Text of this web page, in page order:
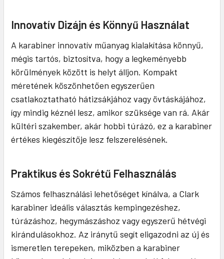
Innovatív Dizájn és Könnyű Használat
A karabiner innovatív műanyag kialakítása könnyű,
mégis tartós, biztosítva, hogy a legkeményebb
körülmények között is helyt álljon. Kompakt
méretének köszönhetően egyszerűen
csatlakoztatható hátizsákjához vagy övtáskájához,
így mindig kéznél lesz, amikor szüksége van rá. Akár
kültéri szakember, akár hobbi túrázó, ez a karabiner
értékes kiegészítője lesz felszerelésének.
Praktikus és Sokrétű Felhasználás
Számos felhasználási lehetőséget kínálva, a Clark
karabiner ideális választás kempingezéshez,
túrázáshoz, hegymászáshoz vagy egyszerű hétvégi
kirándulásokhoz. Az iránytű segít eligazodni az új és
ismeretlen terepeken, miközben a karabiner